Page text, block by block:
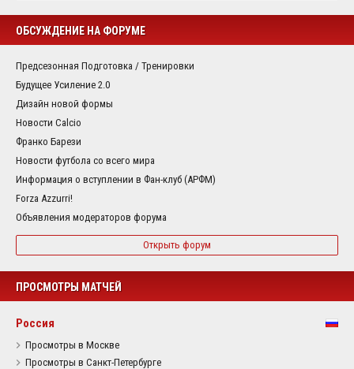
ОБСУЖДЕНИЕ НА ФОРУМЕ
Предсезонная Подготовка / Тренировки
Будущее Усиление 2.0
Дизайн новой формы
Новости Calcio
Франко Барези
Новости футбола со всего мира
Информация о вступлении в Фан-клуб (АРФМ)
Forza Azzurri!
Объявления модераторов форума
Открыть форум
ПРОСМОТРЫ МАТЧЕЙ
Россия
Просмотры в Москве
Просмотры в Санкт-Петербурге